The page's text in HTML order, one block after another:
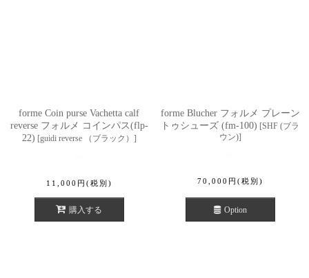
forme Coin purse Vachetta calf
reverse フォルメ コインパス(flp-
22) [guidi reverse （ブラック） ]
11,000 円 (税別)
購入する
forme Blucher フォルメ プレーン
トゥシューズ (fm-100) [SHF (ブラ
ウン)]
70,000 円 (税別)
Option